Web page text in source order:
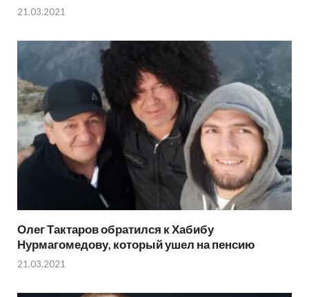
21.03.2021
Олег Тактаров обратился к Хабибу
Нурмагомедову, который ушел на пенсию
21.03.2021